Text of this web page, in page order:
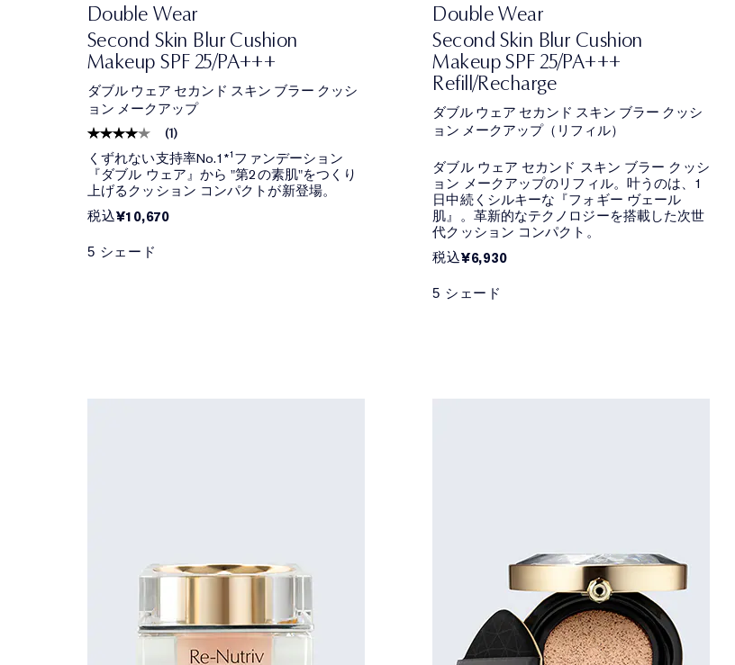
Double Wear
Second Skin Blur Cushion
Makeup SPF 25/PA+++
ダブル ウェア セカンド スキン ブラー クッシ
ョン メークアップ
(1)
くずれない支持率No.1*¹ファンデーション
『ダブル ウェア』から "第2の素肌"をつくり
上げるクッション コンパクトが新登場。
税込¥10,670
5 シェード
Double Wear
Second Skin Blur Cushion
Makeup SPF 25/PA+++
Refill/Recharge
ダブル ウェア セカンド スキン ブラー クッシ
ョン メークアップ（リフィル）
ダブル ウェア セカンド スキン ブラー クッシ
ョン メークアップのリフィル。叶うのは、1
日中続くシルキーな『フォギー ヴェール
肌』。革新的なテクノロジーを搭載した次世
代クッション コンパクト。
税込¥6,930
5 シェード